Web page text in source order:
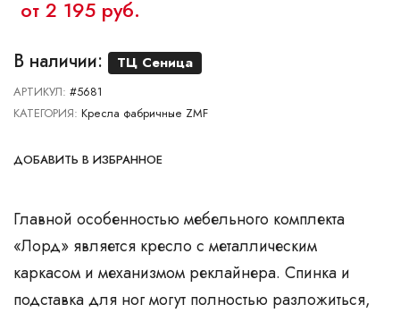
от 2 195 руб.
В наличии: ТЦ Сеница
АРТИКУЛ: #5681
КАТЕГОРИЯ: Кресла фабричные ZMF
ДОБАВИТЬ В ИЗБРАННОЕ
Главной особенностью мебельного комплекта
«Лорд» является кресло с металлическим
каркасом и механизмом реклайнера. Спинка и
подставка для ног могут полностью разложиться,